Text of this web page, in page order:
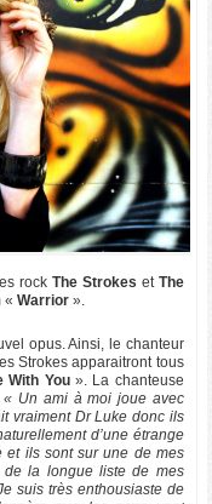
rockThe Strokes et The
«Warrior ».
opus. Ainsi, le chanteur
Strokes apparaitront tous
With You». La chanteuse
« Un ami à moi joue avec
vraiment Dr Luke donc ils
d’une étrange
et ils sont sur une de mes
de la longue liste de mes
suis très enthousiaste de